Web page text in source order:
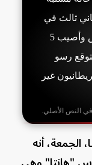
ثالث في
جزيرة تريستان دا كونا. توفي 3 أشخاص وأصيب 5
رسو
غير
النص الأصلي.
الجمعة، أنه